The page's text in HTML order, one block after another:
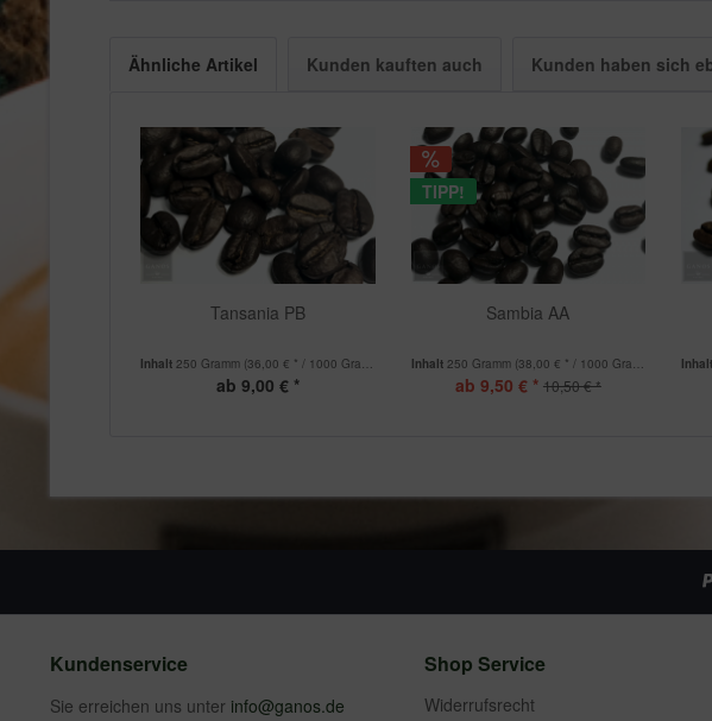
Ähnliche Artikel Kunden kauften auch Kunden haben sich
Tansania PB
Inhalt 250 Gramm (36,00 € * / 1000 Gramm)
ab 9,00 € *
TIPP!
Sambia AA
Inhalt 250 Gramm (38,00 € * / 1000 Gramm)
ab 9,50 € * 10,50 € *
Kundenservice
Sie erreichen uns unter info@ganos.de
Shop Service
Widerrufsrecht